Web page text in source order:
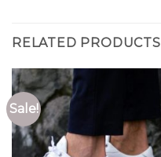
RELATED PRODUCTS
Sale!